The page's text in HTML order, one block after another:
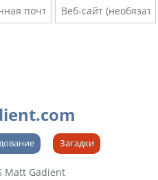
Загадки
Matt Gadient